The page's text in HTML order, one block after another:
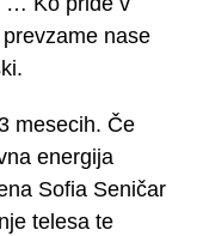
nase
mesecih. Če
energija
Sofia Seničar
telesa te